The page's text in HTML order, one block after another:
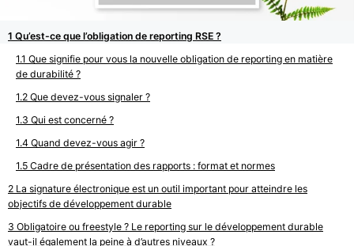
Qu’est-ce que l’obligation de reporting RSE ?
Que signifie pour vous la nouvelle obligation de reporting en matière
de durabilité ?
Que devez-vous signaler ?
Qui est concerné ?
Quand devez-vous agir ?
Cadre de présentation des rapports : format et normes
La signature électronique est un outil important pour atteindre les
objectifs de développement durable
Obligatoire ou freestyle ? Le reporting sur le développement durable
vaut-il également la peine à d’autres niveaux ?